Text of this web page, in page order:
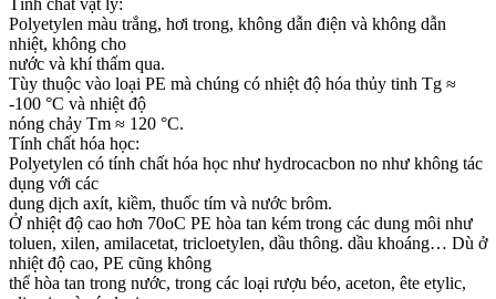
Polyetylen màu trắng, hơi trong, không dẫn điện và không dẫn
nhiệt, không cho
nước và khí thấm qua.
Tùy thuộc vào loại PE mà chúng có nhiệt độ hóa thủy tinh Tg ≈
-100 °C và nhiệt độ
nóng chảy Tm ≈ 120 °C.
Tính chất hóa học:
Polyetylen có tính chất hóa học như hydrocacbon no như không tác
dụng với các
dung dịch axít, kiềm, thuốc tím và nước brôm.
Ở nhiệt độ cao hơn 70oC PE hòa tan kém trong các dung môi như
toluen, xilen, amilacetat, tricloetylen, dầu thông. dầu khoáng… Dù ở
nhiệt độ cao, PE cũng không
thể hòa tan trong nước, trong các loại rượu béo, aceton, ête etylic,